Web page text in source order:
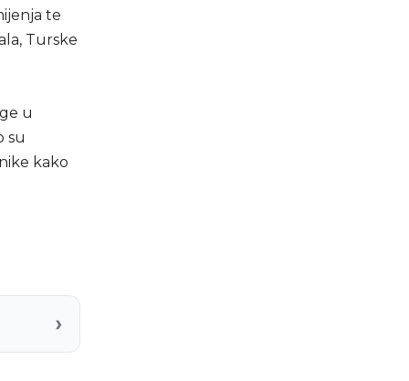
te
Turske
u
su
kako
›